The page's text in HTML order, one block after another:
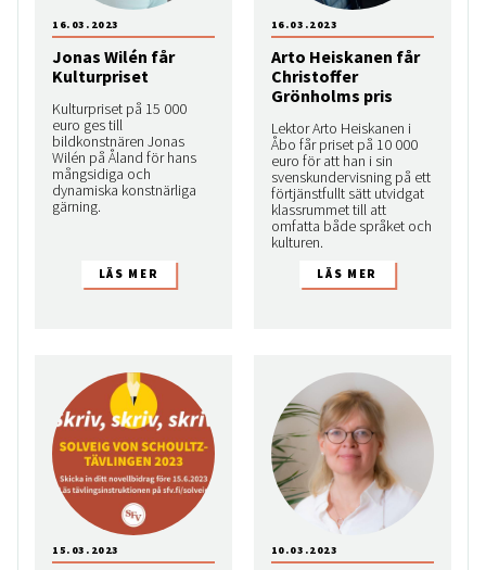
Jonas Wilén får
Kulturpriset
Kulturpriset på 15 000
euro ges till
bildkonstnären Jonas
Wilén på Åland för hans
mångsidiga och
dynamiska konstnärliga
gärning.
16.03.2023
Arto Heiskanen får
Christoffer
Grönholms pris
Lektor Arto Heiskanen i
Åbo får priset på 10 000
euro för att han i sin
svenskundervisning på ett
förtjänstfullt sätt utvidgat
klassrummet till att
omfatta både språket och
kulturen.
16.03.2023
15.03.2023 10.03.2023